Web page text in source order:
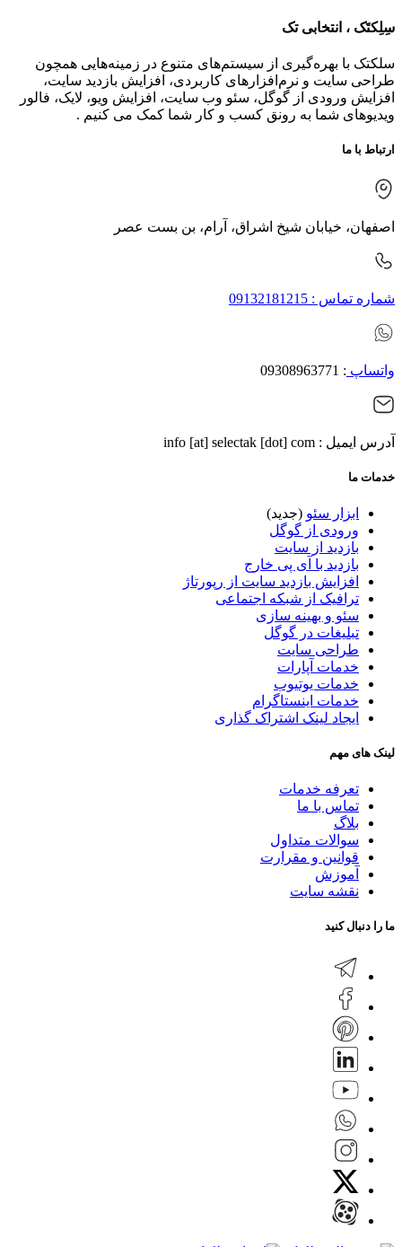
سِلِکتَک ، انتخابی تک
سلکتک با بهره‌گیری از سیستم‌های متنوع در زمینه‌هایی همچون
طراحی سایت و نرم‌افزارهای کاربردی، افزایش بازدید سایت،
افزایش ورودی از گوگل، سئو وب سایت، افزایش ویو، لایک، فالور
ویدیوهای شما به رونق کسب و کار شما کمک می کنیم .
ارتباط با ما
اصفهان، خیابان شیخ اشراق، آرام، بن بست عصر
شماره تماس : 09132181215
واتساپ : 09308963771
آدرس ایمیل : info [at] selectak [dot] com
خدمات ما
ابزار سئو (جدید)
ورودی از گوگل
بازدید از سایت
بازدید با آی پی خارج
افزایش بازدید سایت از رپورتاژ
ترافیک از شبکه اجتماعی
سئو و بهینه سازی
تبلیغات در گوگل
طراحی سایت
خدمات آپارات
خدمات یوتیوب
خدمات اینستاگرام
ایجاد لینک اشتراک گذاری
لینک های مهم
تعرفه خدمات
تماس با ما
بلاگ
سوالات متداول
قوانین و مقرارت
آموزش
نقشه سایت
ما را دنبال کنید